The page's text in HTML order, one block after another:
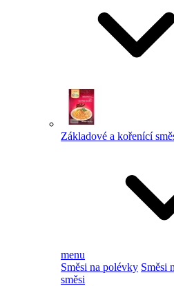
Základové a kořenící
menu
Směsi na polévky Směsi
směsi